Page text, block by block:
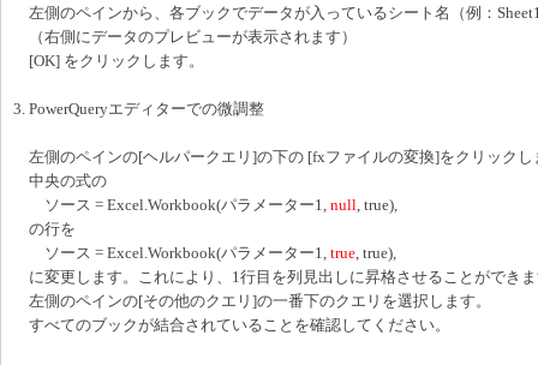
左側のペインから、各ブックでデータが入っているシート名（例：
（右側にデータのプレビューが表示されます）
[OK] をクリックします。
3. PowerQueryエディターでの微調整
左側のペインの[ヘルパークエリ]の下の [fxファイルの変換]をクリックし
中央の式の
ソース = Excel.Workbook(パラメーター1, null , true),
の行を
ソース = Excel.Workbook(パラメーター1, true , true),
に変更します。これにより、1行目を列見出しに昇格させることができ
左側のペインの[その他のクエリ]の一番下のクエリを選択します。
すべてのブックが結合されていることを確認してください。